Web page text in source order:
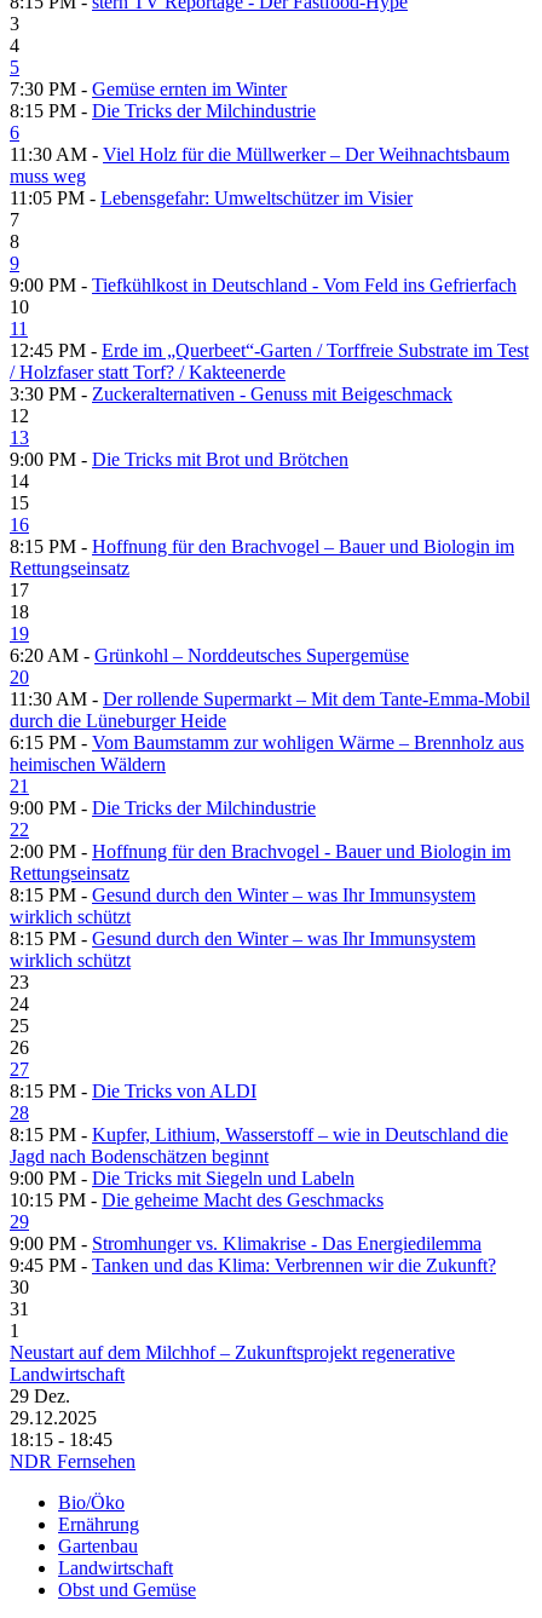
3
4
5
7:30 PM - Gemüse ernten im Winter
8:15 PM - Die Tricks der Milchindustrie
6
11:30 AM - Viel Holz für die Müllwerker – Der Weihnachtsbaum
muss weg
11:05 PM - Lebensgefahr: Umweltschützer im Visier
7
8
9
9:00 PM - Tiefkühlkost in Deutschland - Vom Feld ins Gefrierfach
10
11
12:45 PM - Erde im „Querbeet“-Garten /​ Torffreie Substrate im Test
/​ Holzfaser statt Torf? /​ Kakteenerde
3:30 PM - Zuckeralternativen - Genuss mit Beigeschmack
12
13
9:00 PM - Die Tricks mit Brot und Brötchen
14
15
16
8:15 PM - Hoffnung für den Brachvogel – Bauer und Biologin im
Rettungseinsatz
17
18
19
6:20 AM - Grünkohl – Norddeutsches Supergemüse
20
11:30 AM - Der rollende Supermarkt – Mit dem Tante-Emma-Mobil
durch die Lüneburger Heide
6:15 PM - Vom Baumstamm zur wohligen Wärme – Brennholz aus
heimischen Wäldern
21
9:00 PM - Die Tricks der Milchindustrie
22
2:00 PM - Hoffnung für den Brachvogel - Bauer und Biologin im
Rettungseinsatz
8:15 PM - Gesund durch den Winter – was Ihr Immunsystem
wirklich schützt
8:15 PM - Gesund durch den Winter – was Ihr Immunsystem
wirklich schützt
23
24
25
26
27
8:15 PM - Die Tricks von ALDI
28
8:15 PM - Kupfer, Lithium, Wasserstoff – wie in Deutschland die
Jagd nach Bodenschätzen beginnt
9:00 PM - Die Tricks mit Siegeln und Labeln
10:15 PM - Die geheime Macht des Geschmacks
29
9:00 PM - Stromhunger vs. Klimakrise - Das Energiedilemma
9:45 PM - Tanken und das Klima: Verbrennen wir die Zukunft?
30
31
1
Neustart auf dem Milchhof – Zukunftsprojekt regenerative
Landwirtschaft
29 Dez.
29.12.2025
18:15 - 18:45
NDR Fernsehen
Bio/Öko
Ernährung
Gartenbau
Landwirtschaft
Obst und Gemüse